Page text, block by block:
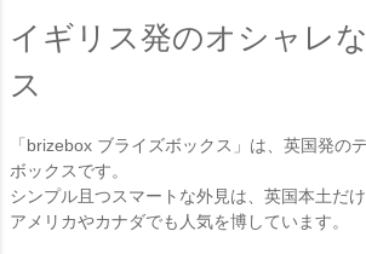
イギリス発のオシャレ
ス
「brizebox ブライズボックス」は、英国発の
ボックスです。
シンプル且つスマートな外見は、英国本土だけ
アメリカやカナダでも人気を博しています。